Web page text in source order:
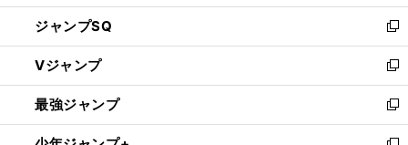
し
い
ウ
ィ
ン
ド
ウ
ジャンプSQ
新
し
い
ウ
ィ
ン
Vジャンプ
新
し
い
ウ
最強ジャンプ
新
し